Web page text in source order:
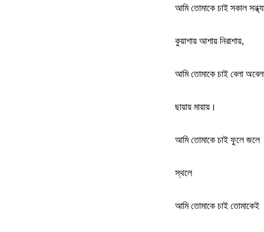
আমি তোমাকে চাই সকাল
কুয়াশায় আশায় নিরাশায়,
আমি তোমাকে চাই বেলা
ছায়ায় মায়ায় ।
আমি তোমাকে চাই ফুলে জলে
স্থলে
আমি তোমাকে চাই তোমাকেই